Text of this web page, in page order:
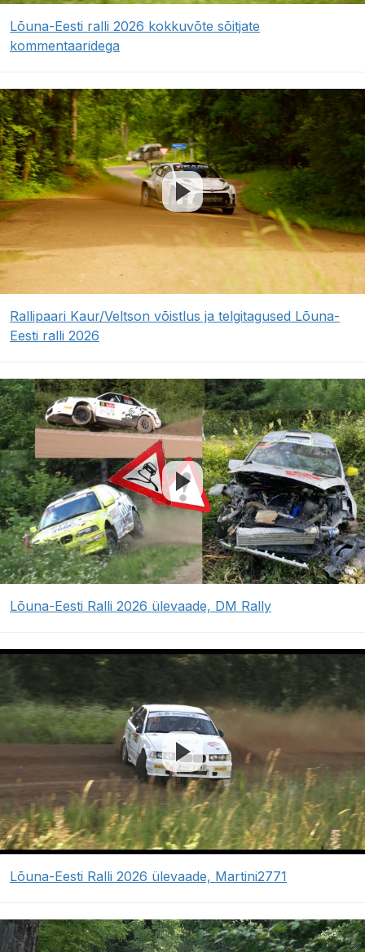
Lõuna-Eesti ralli 2026 kokkuvõte sõitjate
kommentaaridega
Rallipaari Kaur/Veltson võistlus ja telgitagused Lõuna-
Eesti ralli 2026
Lõuna-Eesti Ralli 2026 ülevaade, DM Rally
Lõuna-Eesti Ralli 2026 ülevaade, Martini2771